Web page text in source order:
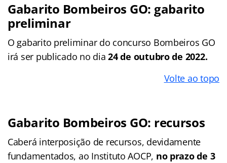
Gabarito Bombeiros GO: gabarito
preliminar
O gabarito preliminar do concurso Bombeiros GO
irá ser publicado no dia24 de outubro de 2022.
Volte ao topo
Gabarito Bombeiros GO: recursos
Caberá interposição de recursos, devidamente
fundamentados, ao Instituto AOCP, no prazo de 3